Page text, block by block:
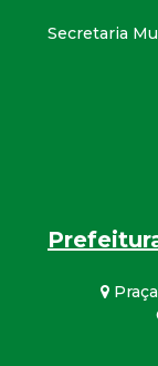
Secretaria